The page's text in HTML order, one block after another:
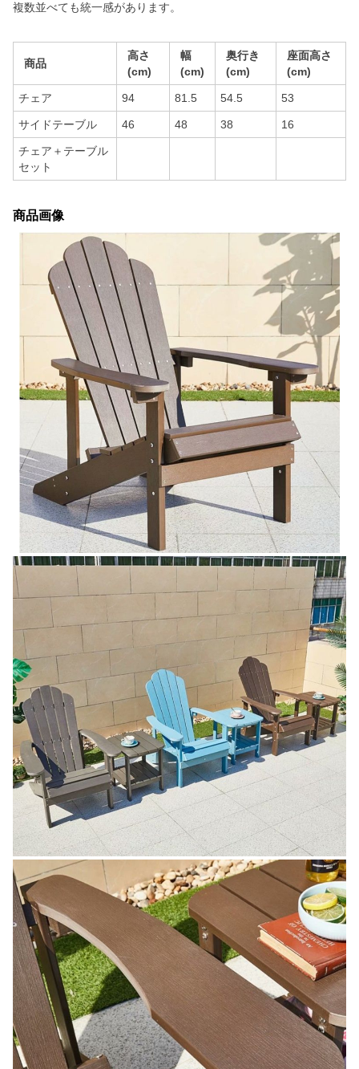
複数並べても統一感があります。
商品
高さ
(cm)
幅
(cm)
奥行き
(cm)
座面高さ
(cm)
チェア 94 81.5 54.5 53
サイドテーブル 46 48 38 16
チェア＋テーブル
セット
商品画像